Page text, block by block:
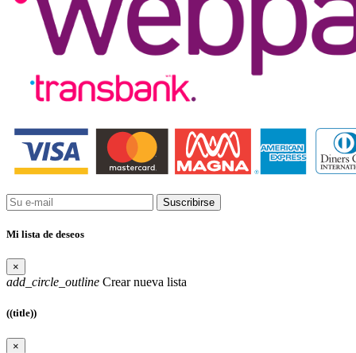
Suscribirse
Mi lista de deseos
×
add_circle_outline Crear nueva lista
((title))
×